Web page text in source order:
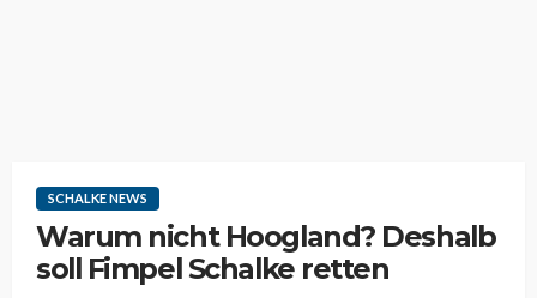
SCHALKE NEWS
Warum nicht Hoogland? Deshalb
soll Fimpel Schalke retten